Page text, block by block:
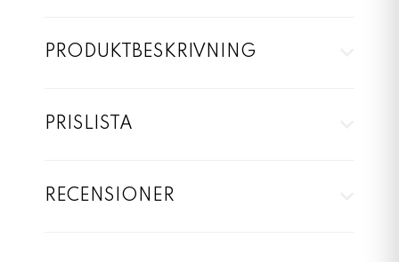
PRODUKTBESKRIVNING
PRISLISTA
RECENSIONER